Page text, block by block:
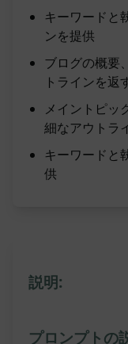
キーワードと
ンを提供
ブログの概要
トラインを返
メイントピッ
細なアウトラ
キーワードと
供
説明:
プロンプトの